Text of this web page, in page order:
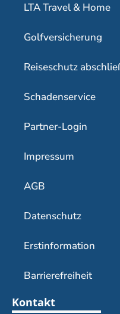
LTA Travel & Home
Golfversicherung
Reiseschutz
Schadenservice
Partner-Login
Impressum
AGB
Datenschutz
Erstinformation
Barrierefreiheit
Kontakt